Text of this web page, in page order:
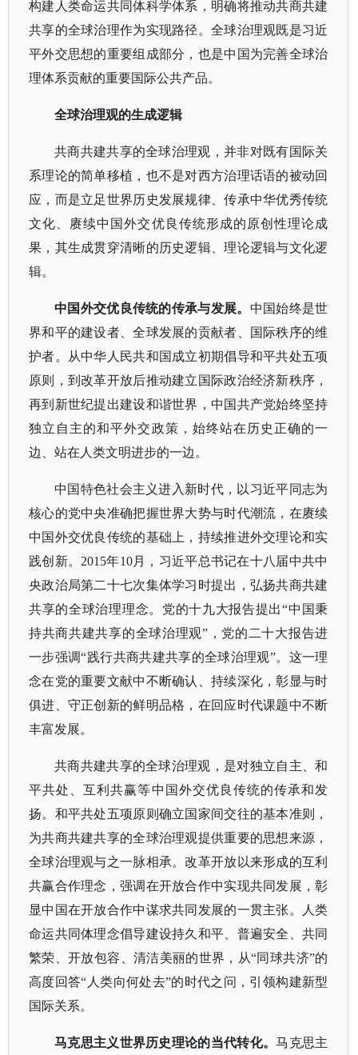
构建人类命运共同体科学体系，明确将推动共商共建
共享的全球治理作为实现路径。全球治理观既是习近
平外交思想的重要组成部分，也是中国为完善全球治
理体系贡献的重要国际公共产品。
全球治理观的生成逻辑
共商共建共享的全球治理观，并非对既有国际关
系理论的简单移植，也不是对西方治理话语的被动回
应，而是立足世界历史发展规律、传承中华优秀传统
文化、赓续中国外交优良传统形成的原创性理论成
果，其生成贯穿清晰的历史逻辑、理论逻辑与文化逻
辑。
中国外交优良传统的传承与发展。 中国始终是世
界和平的建设者、全球发展的贡献者、国际秩序的维
护者。从中华人民共和国成立初期倡导和平共处五项
原则，到改革开放后推动建立国际政治经济新秩序，
再到新世纪提出建设和谐世界，中国共产党始终坚持
独立自主的和平外交政策，始终站在历史正确的一
边、站在人类文明进步的一边。
中国特色社会主义进入新时代，以习近平同志为
核心的党中央准确把握世界大势与时代潮流，在赓续
中国外交优良传统的基础上，持续推进外交理论和实
践创新。 2015年10月，习近平总书记在十八届中共中
央政治局第二十七次集体学习时提出，弘扬共商共建
共享的全球治理理念。党的十九大报告提出“中国秉
持共商共建共享的全球治理观”，党的二十大报告进
一步强调“践行共商共建共享的全球治理观”。这一理
念在党的重要文献中不断确认、持续深化，彰显与时
俱进、守正创新的鲜明品格，在回应时代课题中不断
丰富发展。
共商共建共享的全球治理观，是对独立自主、和
平共处、互利共赢等中国外交优良传统的传承和发
扬。和平共处五项原则确立国家间交往的基本准则，
为共商共建共享的全球治理观提供重要的思想来源，
全球治理观与之一脉相承。改革开放以来形成的互利
共赢合作理念，强调在开放合作中实现共同发展，彰
显中国在开放合作中谋求共同发展的一贯主张。人类
命运共同体理念倡导建设持久和平、普遍安全、共同
繁荣、开放包容、清洁美丽的世界，从“同球共济”的
高度回答“人类向何处去”的时代之问，引领构建新型
国际关系。
马克思主义世界历史理论的当代转化。马克思主